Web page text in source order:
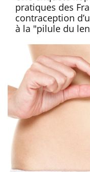
pratiques des
contraception
à la "pilule du